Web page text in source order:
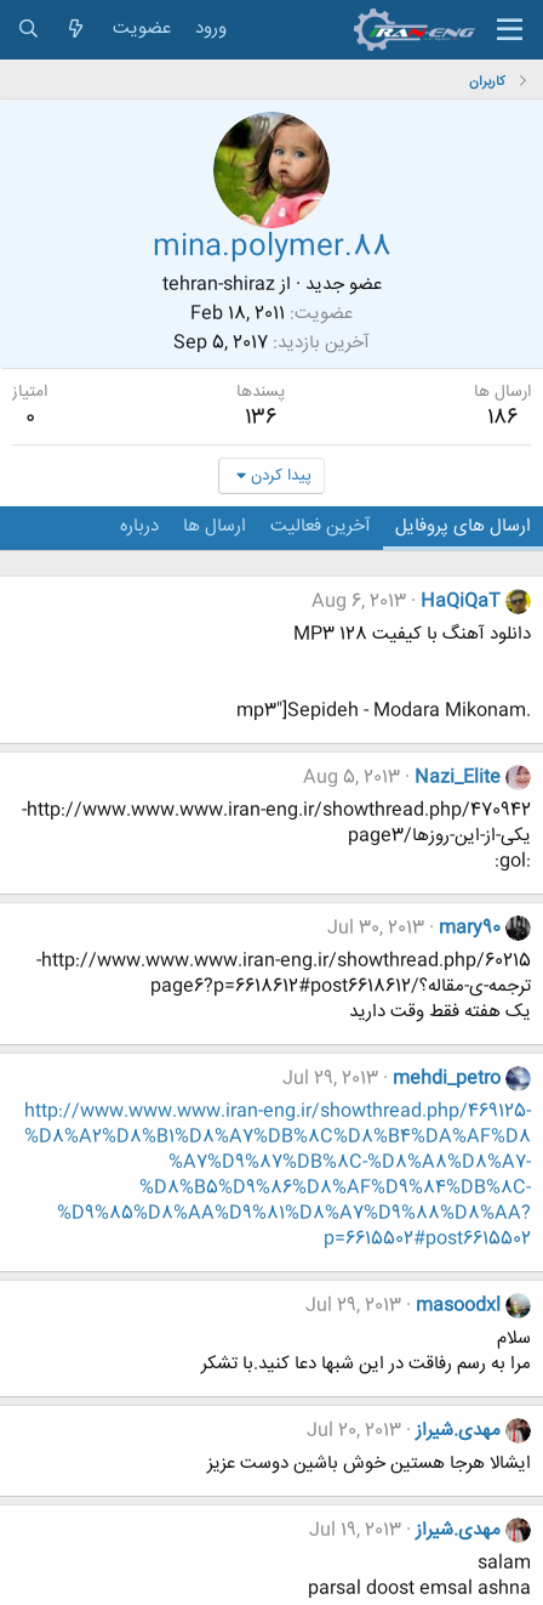
ورود عضویت
کاربران
mina.polymer.88
عضو جدید · ازtehran-shiraz
عضویت Feb 18, 2011
آخرین بازدید Sep 5, 2017
ارسال ها
186
پسندها
136
امتیاز
0
پیدا کردن
ارسال های پروفایل آخرین فعالیت ارسال ها درباره
HaQiQaT
Aug 6, 2013
دانلود آهنگ با کیفیت MP3 128
.mp3"]Sepideh - Modara Mikonam
Nazi_Elite
Aug 5, 2013
http://www.www.www.iran-eng.ir/showthread.php/470942-
یکی-از-این-روزها/page3
:gol:
mary90
Jul 30, 2013
http://www.www.www.iran-eng.ir/showthread.php/60215-
ترجمه-ی-مقاله؟/page6?p=6618612#post6618612
یک هفته فقط وقت دارید
mehdi_petro
Jul 29, 2013
http://www.www.www.iran-eng.ir/showthread.php/469125-
%D8%A2%D8%B1%D8%A7%DB%8C%D8%B4%DA%AF%D8
%A7%D9%87%DB%8C-%D8%A8%D8%A7-
%D8%B5%D9%86%D8%AF%D9%84%DB%8C-
%D9%85%D8%AA%D9%81%D8%A7%D9%88%D8%AA?
p=6615502#post6615502
masoodxl
Jul 29, 2013
سلام
مرا به رسم رفاقت در این شبها دعا کنید.با تشکر
مهدی.شیراز Jul 20, 2013
ایشالا هرجا هستین خوش باشین دوست عزیز
مهدی.شیراز Jul 19, 2013
salam
parsal doost emsal ashna